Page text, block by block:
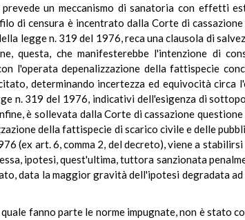
un meccanismo di sanatoria con effetti
di censura è incentrato dalla Corte di
legge n. 319 del 1976, reca una clausola di
questa, che manifesterebbe l'intenzione di
l'operata depenalizzazione della fattispecie
determinando incertezza ed equivocità
n. 319 del 1976, indicativi dell'esigenza di
è sollevata dalla Corte di cassazione
della fattispecie di scarico civile e delle
(ex art. 6, comma 2, del decreto), viene a
ipotesi, quest'ultima, tuttora sanzionata
data la maggior gravità dell'ipotesi degradata
fanno parte le norme impugnate, non è stato